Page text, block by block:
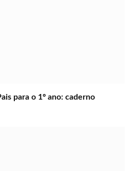
para o 1º ano: caderno